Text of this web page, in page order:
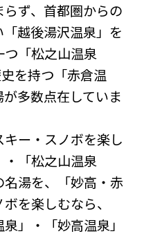
ず、首都圏からの
越後湯沢温泉」を
「松之山温泉
を持つ「赤倉温
多数点在していま
キー・スノボを楽し
「松之山温泉
湯を、「妙高・赤
を楽しむなら、
」・「妙高温泉」